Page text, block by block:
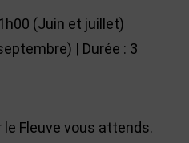
(Juin et juillet)
| Durée : 3
le Fleuve vous attends.